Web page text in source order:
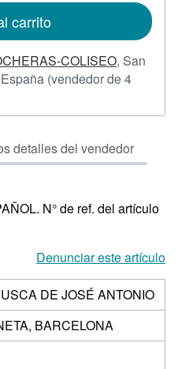
carrito
COLISEO, San
(vendedor de 4
detalles del vendedor
N° de ref. del artículo
Denunciar este artículo
DE JOSÉ ANTONIO
BARCELONA